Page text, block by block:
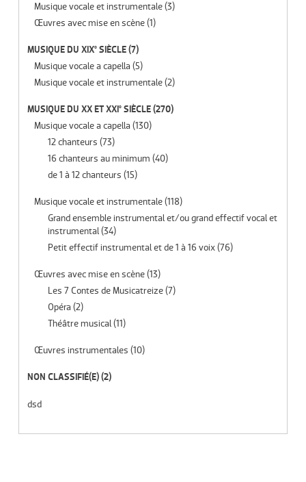
Musique vocale et instrumentale(3)
Œuvres avec mise en scène(1)
MUSIQUE DU XIX° SIÈCLE(7)
Musique vocale a capella (5)
Musique vocale et instrumentale(2)
MUSIQUE DU XX ET XXI° SIÈCLE(270)
Musique vocale a capella (130)
12 chanteurs (73)
16 chanteurs au minimum (40)
de 1 à 12 chanteurs (15)
Musique vocale et instrumentale(118)
Grand ensemble instrumental et/ou grand effectif vocal et
instrumental(34)
Petit effectif instrumental et de 1 à 16 voix(76)
Œuvres avec mise en scène(13)
Les 7 Contes de Musicatreize(7)
Opéra (2)
Théâtre musical(11)
Œuvres instrumentales (10)
NON CLASSIFIÉ(E)(2)
dsd